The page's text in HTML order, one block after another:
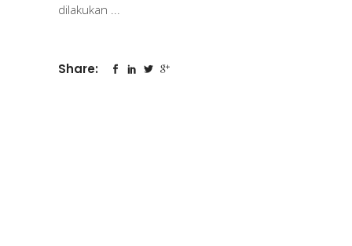
dilakukan
Share: